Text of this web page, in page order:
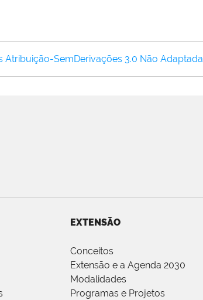
Atribuição-SemDerivações 3.0 Não Adaptada
EXTENSÃO
Conceitos
Extensão e a Agenda 2030
Modalidades
Programas e Projetos